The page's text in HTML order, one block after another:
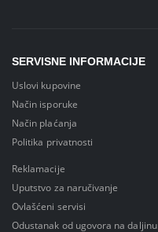
SERVISNE INFORMACIJE
Uslovi kupovine
Način isporuke
Način plaćanja
Politika privatnosti
Reklamacije
Uputstvo za naručivanje
Ovlašćeni servisi
Odustanak od ugovora na daljinu